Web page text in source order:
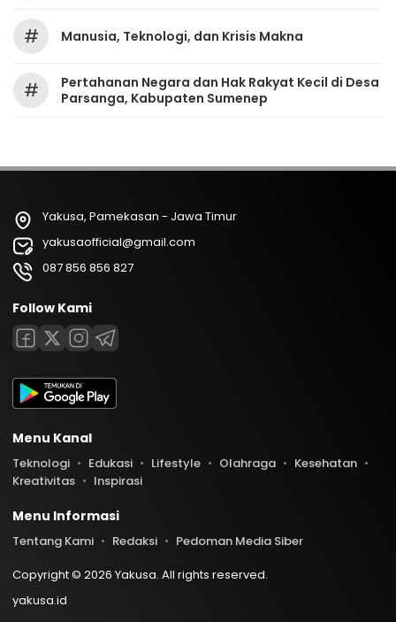
# Manusia, Teknologi, dan Krisis Makna
#
Pertahanan Negara dan Hak Rakyat Kecil di Desa
Parsanga, Kabupaten Sumenep
Yakusa, Pamekasan - Jawa Timur
yakusaofficial@gmail.com
087 856 856 827
Follow Kami
Menu Kanal
Teknologi Edukasi Lifestyle Olahraga
Kesehatan
Kreativitas
Inspirasi
Menu Informasi
Tentang Kami Redaksi
Pedoman Media Siber
Copyright © 2026 Yakusa. All rights reserved.
yakusa.id